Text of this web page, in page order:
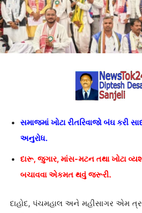
સમાજમાં ખોટા રીતરિવાજો બંઘ કરી
અનુરોધ.
દારૂ, જુગાર, માંસ-મટન તથા ખોટા
બચાવવા એકમત થવું જરૂરી.
દાહોદ, પંચમહાલ અને મહીસાગર એમ